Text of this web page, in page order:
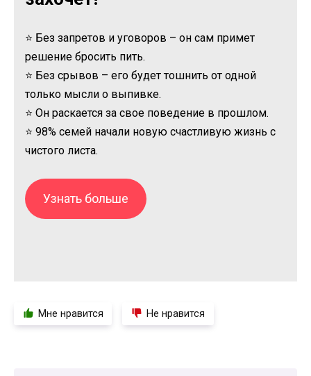
⭐ Без запретов и уговоров – он сам примет
решение бросить пить.
⭐ Без срывов – его будет тошнить от одной
только мысли о выпивке.
⭐ Он раскается за свое поведение в прошлом.
⭐ 98% семей начали новую счастливую жизнь с
чистого листа.
Узнать больше
Мне нравится Не нравится